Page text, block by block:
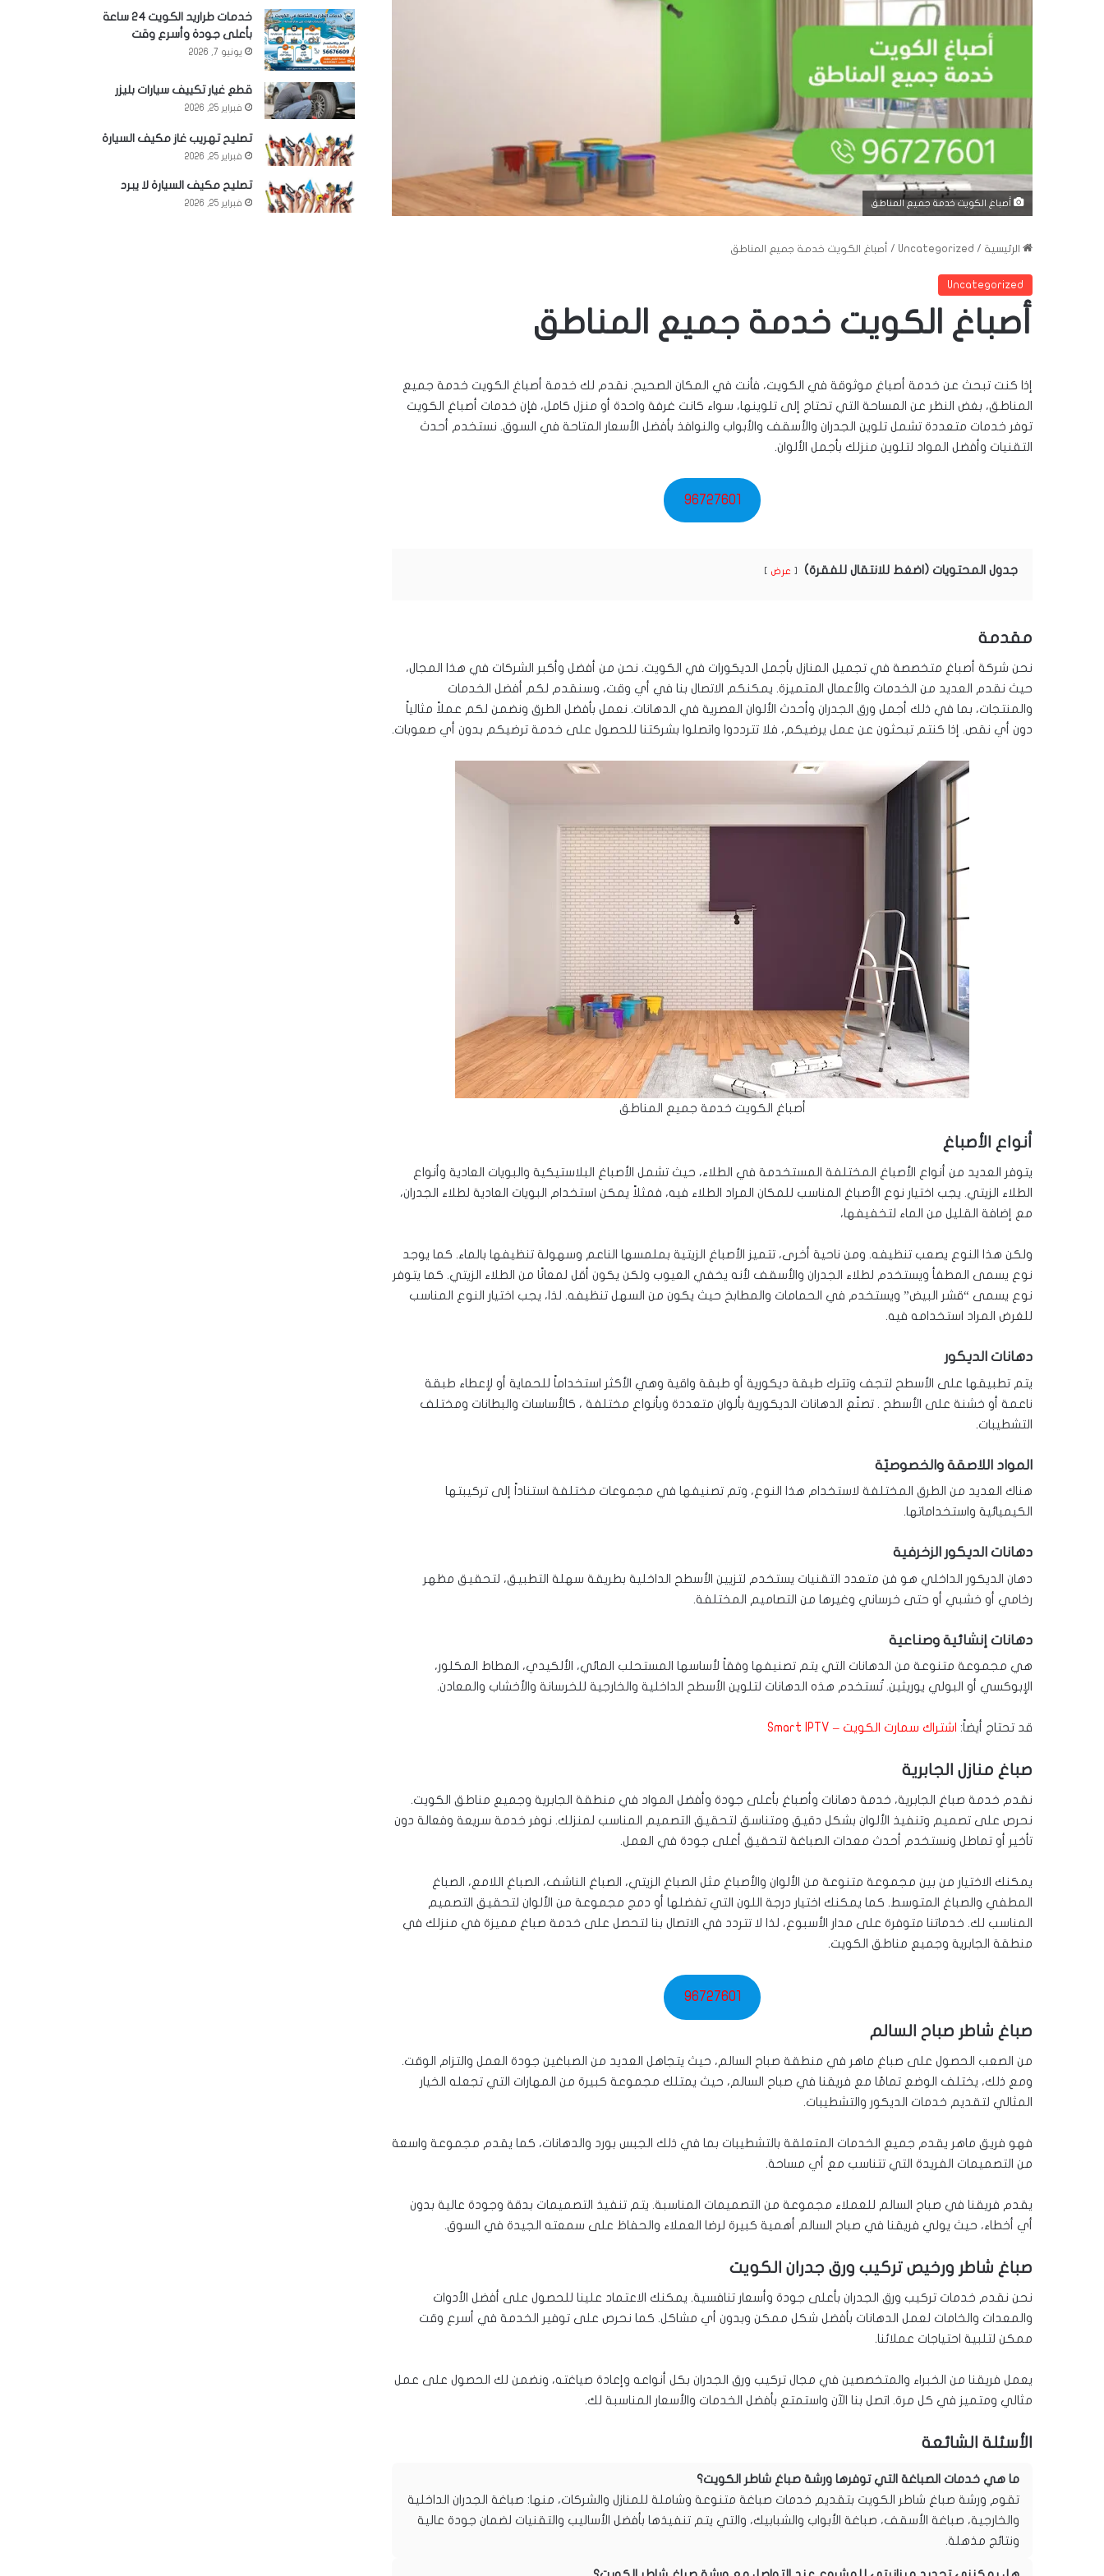
أصباغ الكويت خدمة جميع المناطق
الرئيسية /
Uncategorized
/ أصباغ الكويت خدمة جميع المناطق
Uncategorized
أصباغ الكويت خدمة جميع المناطق
إذا كنت تبحث عن خدمة أصباغ موثوقة في الكويت، فأنت في المكان الصحيح. نقدم لك خدمة أصباغ الكويت خدمة جميع
المناطق، بغض النظر عن المساحة التي تحتاج إلى تلوينها، سواء كانت غرفة واحدة أو منزل كامل، فإن خدمات أصباغ الكويت
توفر خدمات متعددة تشمل تلوين الجدران والأسقف والأبواب والنوافذ بأفضل الأسعار المتاحة في السوق. نستخدم أحدث
التقنيات وأفضل المواد لتلوين منزلك بأجمل الألوان.
96727601
جدول المحتويات (اضغط للانتقال للفقرة) عرض
مقدمة
نحن شركة أصباغ متخصصة في تجميل المنازل بأجمل الديكورات في الكويت. نحن من أفضل وأكبر الشركات في هذا المجال،
حيث نقدم العديد من الخدمات والأعمال المتميزة. يمكنكم الاتصال بنا في أي وقت، وسنقدم لكم أفضل الخدمات
والمنتجات، بما في ذلك أجمل ورق الجدران وأحدث الألوان العصرية في الدهانات. نعمل بأفضل الطرق ونضمن لكم عملاً مثالياً
دون أي نقص. إذا كنتم تبحثون عن عمل يرضيكم، فلا تترددوا واتصلوا بشركتنا للحصول على خدمة ترضيكم بدون أي صعوبات.
أصباغ الكويت خدمة جميع المناطق
أنواع الأصباغ
يتوفر العديد من أنواع الأصباغ المختلفة المستخدمة في الطلاء، حيث تشمل الأصباغ البلاستيكية والبويات العادية وأنواع
الطلاء الزيتي. يجب اختيار نوع الأصباغ المناسب للمكان المراد الطلاء فيه، فمثلاً يمكن استخدام البويات العادية لطلاء الجدران،
مع إضافة القليل من الماء لتخفيفها،
ولكن هذا النوع يصعب تنظيفه. ومن ناحية أخرى، تتميز الأصباغ الزيتية بملمسها الناعم وسهولة تنظيفها بالماء. كما يوجد
نوع يسمى المطفأ ويستخدم لطلاء الجدران والأسقف لأنه يخفي العيوب ولكن يكون أقل لمعانًا من الطلاء الزيتي. كما يتوفر
نوع يسمى “قشر البيض” ويستخدم في الحمامات والمطابخ حيث يكون من السهل تنظيفه. لذا، يجب اختيار النوع المناسب
للغرض المراد استخدامه فيه.
دهانات الديكور
يتم تطبيقها على الأسطح لتجف وتترك طبقة ديكورية أو طبقة واقية وهي الأكثر استخداماً للحماية أو لإعطاء طبقة
ناعمة أو خشنة على الأسطح . تصنّع الدهانات الديكورية بألوان متعددة وبأنواع مختلفة ، كالأساسات والبطانات ومختلف
التشطيبات.
المواد اللاصقة والخصوصيّة
هناك العديد من الطرق المختلفة لاستخدام هذا النوع، وتم تصنيفها في مجموعات مختلفة استناداً إلى تركيبتها
الكيميائية واستخداماتها.
دهانات الديكور الزخرفية
دهان الديكور الداخلي هو فن متعدد التقنيات يستخدم لتزيين الأسطح الداخلية بطريقة سهلة التطبيق، لتحقيق مظهر
رخامي أو خشبي أو حتى خرساني وغيرها من التصاميم المختلفة.
دهانات إنشائية وصناعية
هي مجموعة متنوعة من الدهانات التي يتم تصنيفها وفقاً لأساسها المستحلب المائي، الألكيدي، المطاط المكلور،
الإبوكسي أو البولي يوريثين. تُستخدم هذه الدهانات لتلوين الأسطح الداخلية والخارجية للخرسانة والأخشاب والمعادن.
قد تحتاج أيضاً: اشتراك سمارت الكويت – Smart IPTV
صباغ منازل الجابرية
نقدم خدمة صباغ الجابرية، خدمة دهانات وأصباغ بأعلى جودة وأفضل المواد في منطقة الجابرية وجميع مناطق الكويت.
نحرص على تصميم وتنفيذ الألوان بشكل دقيق ومتناسق لتحقيق التصميم المناسب لمنزلك. نوفر خدمة سريعة وفعالة دون
تأخير أو تماطل ونستخدم أحدث معدات الصباغة لتحقيق أعلى جودة في العمل.
يمكنك الاختيار من بين مجموعة متنوعة من الألوان والأصباغ مثل الصباغ الزيتي، الصباغ الناشف، الصباغ اللامع، الصباغ
المطفي والصباغ المتوسط. كما يمكنك اختيار درجة اللون التي تفضلها أو دمج مجموعة من الألوان لتحقيق التصميم
المناسب لك. خدماتنا متوفرة على مدار الأسبوع، لذا لا تتردد في الاتصال بنا لتحصل على خدمة صباغ مميزة في منزلك في
منطقة الجابرية وجميع مناطق الكويت.
96727601
صباغ شاطر صباح السالم
من الصعب الحصول على صباغ ماهر في منطقة صباح السالم، حيث يتجاهل العديد من الصباغين جودة العمل والتزام الوقت.
ومع ذلك، يختلف الوضع تمامًا مع فريقنا في صباح السالم، حيث يمتلك مجموعة كبيرة من المهارات التي تجعله الخيار
المثالي لتقديم خدمات الديكور والتشطيبات.
فهو فريق ماهر يقدم جميع الخدمات المتعلقة بالتشطيبات بما في ذلك الجبس بورد والدهانات، كما يقدم مجموعة واسعة
من التصميمات الفريدة التي تتناسب مع أي مساحة.
يقدم فريقنا في صباح السالم للعملاء مجموعة من التصميمات المناسبة. يتم تنفيذ التصميمات بدقة وجودة عالية بدون
أي أخطاء، حيث يولي فريقنا في صباح السالم أهمية كبيرة لرضا العملاء والحفاظ على سمعته الجيدة في السوق.
صباغ شاطر ورخيص تركيب ورق جدران الكويت
نحن نقدم خدمات تركيب ورق الجدران بأعلى جودة وأسعار تنافسية. يمكنك الاعتماد علينا للحصول على أفضل الأدوات
والمعدات والخامات لعمل الدهانات بأفضل شكل ممكن وبدون أي مشاكل. كما نحرص على توفير الخدمة في أسرع وقت
ممكن لتلبية احتياجات عملائنا.
يعمل فريقنا من الخبراء والمتخصصين في مجال تركيب ورق الجدران بكل أنواعه وإعادة صياغته، ونضمن لك الحصول على عمل
مثالي ومتميز في كل مرة. اتصل بنا الآن واستمتع بأفضل الخدمات والأسعار المناسبة لك.
الأسئلة الشائعة
ما هي خدمات الصباغة التي توفرها ورشة صباغ شاطر الكويت؟
تقوم ورشة صباغ شاطر الكويت بتقديم خدمات صباغة متنوعة وشاملة للمنازل والشركات، منها: صباغة الجدران الداخلية
والخارجية، صباغة الأسقف، صباغة الأبواب والشبابيك، والتي يتم تنفيذها بأفضل الأساليب والتقنيات لضمان جودة عالية
ونتائج مذهلة.
خدمات طراريد الكويت 24 ساعة
بأعلى جودة وأسرع وقت
يونيو 7, 2026
قطع غيار تكييف سيارات بليزر
فبراير 25, 2026
تصليح تهريب غاز مكيف السيارة
فبراير 25, 2026
تصليح مكيف السيارة لا يبرد
فبراير 25, 2026